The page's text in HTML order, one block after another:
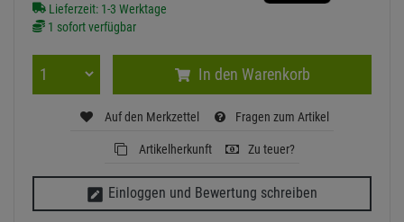
Lieferzeit: 1-3 Werktage
1 sofort verfügbar
In den Warenkorb
Auf den Merkzettel Fragen zum Artikel
Artikelherkunft Zu teuer?
Einloggen und Bewertung schreiben